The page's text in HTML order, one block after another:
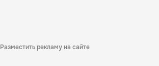
Разместить рекламу на сайте